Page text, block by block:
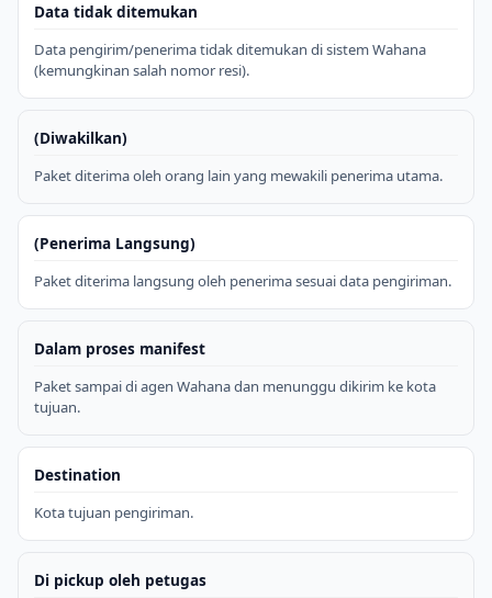
Data tidak ditemukan
Data pengirim/penerima tidak ditemukan di sistem Wahana
(kemungkinan salah nomor resi).
(Diwakilkan)
Paket diterima oleh orang lain yang mewakili penerima utama.
(Penerima Langsung)
Paket diterima langsung oleh penerima sesuai data pengiriman.
Dalam proses manifest
Paket sampai di agen Wahana dan menunggu dikirim ke kota
tujuan.
Destination
Kota tujuan pengiriman.
Di pickup oleh petugas